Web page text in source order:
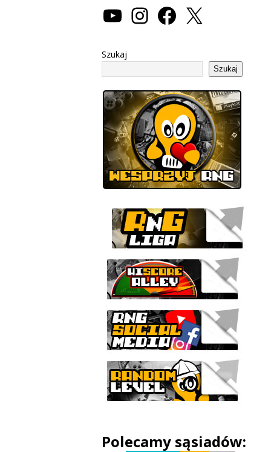
Szukaj
Szukaj
Polecamy sąsiadów: